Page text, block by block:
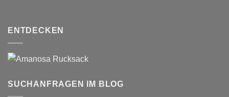
ENTDECKEN
SUCHANFRAGEN IM BLOG